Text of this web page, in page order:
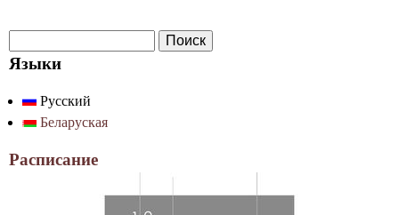
Ф
р
м
а
о
с
к
Языки
Русский
Беларуская
Расписание